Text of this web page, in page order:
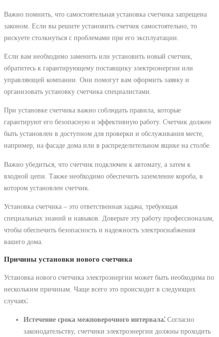
Важно помнить, что самостоятельная установка счетчика запрещена
законом. Если вы решите установить счетчик самостоятельно, то
рискуете столкнуться с проблемами при его эксплуатации.
Если вам необходимо заменить или установить новый счетчик,
обратитесь к гарантирующему поставщику электроэнергии или
управляющей компании. Они помогут вам оформить заявку и
организовать установку счетчика специалистами.
При установке счетчика важно соблюдать правила, которые
гарантируют его безопасную и эффективную работу. Счетчик должен
быть установлен в доступном для проверки и обслуживания месте,
например, на фасаде дома или в распределительном ящике на столбе.
Важно убедиться, что счетчик подключен к автомату, а затем к
входной цепи. Также необходимо обеспечить заземление короба, в
котором установлен счетчик.
Установка счетчика ‒ это ответственная задача, требующая
специальных знаний и навыков. Доверьте эту работу профессионалам,
чтобы обеспечить безопасность и надежность электроснабжения
вашего дома.
Причины установки нового счетчика
Установка нового счетчика электроэнергии может быть необходима по
нескольким причинам. Чаще всего это происходит в следующих
случаях⁚
Истечение срока межповерочного интервала⁚ Согласно
законодательству, счетчики электроэнергии должны проходить